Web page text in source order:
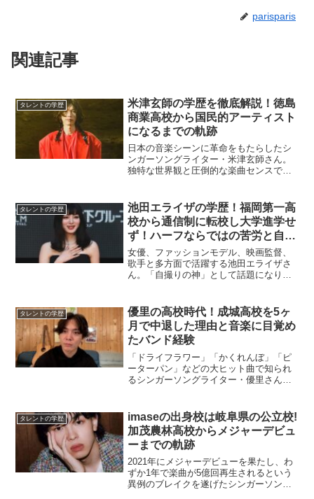
parisparis
関連記事
タレントの学歴
米津玄師の学歴を徹底解説！徳島
商業高校から国民的アーティスト
になるまでの軌跡
日本の音楽シーンに革命をもたらしたシ
ンガーソングライター・米津玄師さん。
独特な世界観と圧倒的な楽曲センスで世
1991年3月10日、徳島県徳島市に生まれ
た米津さんは、幼少...
タレントの学歴
池田エライザの学歴！福岡第一高
校から通信制に転校し大学進学せ
ず！ハーフならではの苦労と自撮
りの神への道
女優、ファッションモデル、映画監督、
歌手と多方面で活躍する池田エライザさ
ん。「自撮りの神」として話題になり、
本人の父とフィリピン人の母を持つハー
フとして生まれ、幼少期...
タレントの学歴
優里の高校時代！成城高校を5ヶ
月で中退した理由と音楽に目覚め
たバンド経験
「ドライフラワー」「かくれんぼ」「ピ
ーターパン」などの大ヒット曲で知られ
るシンガーソングライター・優里さん。
ったサクセスストーリーは、多くの音楽
ファンを魅了しています。...
タレントの学歴
imaseの出身校は岐阜県の公立校!
加茂農林高校からメジャーデビュ
ーまでの軌跡
2021年にメジャーデビューを果たし、わ
ずか1年で楽曲が5億回再生されるという
異例のブレイクを遂げたシンガーソング